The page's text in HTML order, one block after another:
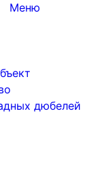
Меню
дюбелей